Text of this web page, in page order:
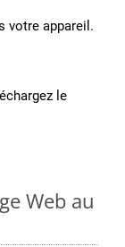
votre appareil.
le
Web au